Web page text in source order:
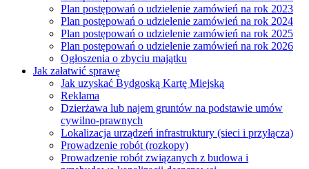
Plan postępowań o udzielenie zamówień na rok 2023
Plan postępowań o udzielenie zamówień na rok 2024
Plan postępowań o udzielenie zamówień na rok 2025
Plan postępowań o udzielenie zamówień na rok 2026
Ogłoszenia o zbyciu majątku
Jak załatwić sprawę
Jak uzyskać Bydgoską Kartę Miejską
Reklama
Dzierżawa lub najem gruntów na podstawie umów
cywilno-prawnych
Lokalizacja urządzeń infrastruktury (sieci i przyłącza)
Prowadzenie robót (rozkopy)
Prowadzenie robót związanych z budowa i